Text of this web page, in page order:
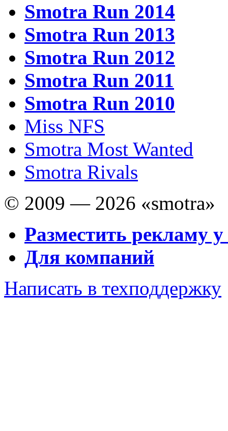
Smotra Run 2014
Smotra Run 2013
Smotra Run 2012
Smotra Run 2011
Smotra Run 2010
Miss NFS
Smotra Most Wanted
Smotra Rivals
© 2009 — 2026 «smotra»
Разместить рекламу у
Для компаний
Написать в техподдержку